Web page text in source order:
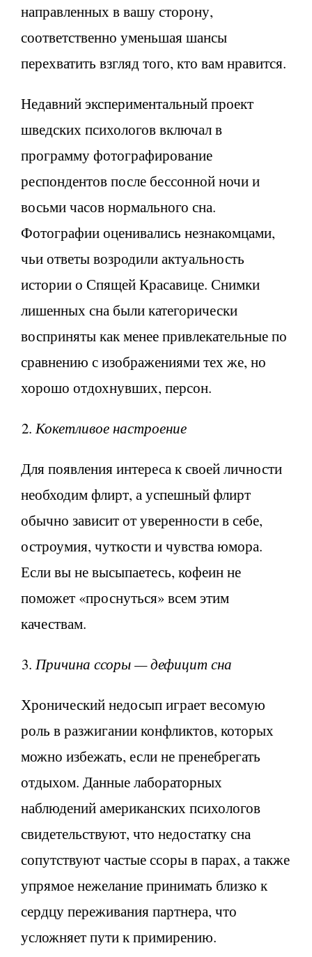
направленных в вашу сторону,
соответственно уменьшая шансы
перехватить взгляд того, кто вам нравится.
Недавний экспериментальный проект
шведских психологов включал в
программу фотографирование
респондентов после бессонной ночи и
восьми часов нормального сна.
Фотографии оценивались незнакомцами,
чьи ответы возродили актуальность
истории о Спящей Красавице. Снимки
лишенных сна были категорически
восприняты как менее привлекательные по
сравнению с изображениями тех же, но
хорошо отдохнувших, персон.
Кокетливое настроение
Для появления интереса к своей личности
необходим флирт, а успешный флирт
обычно зависит от уверенности в себе,
остроумия, чуткости и чувства юмора.
Если вы не высыпаетесь, кофеин не
поможет «проснуться» всем этим
качествам.
Причина ссоры — дефицит сна
Хронический недосып играет весомую
роль в разжигании конфликтов, которых
можно избежать, если не пренебрегать
отдыхом. Данные лабораторных
наблюдений американских психологов
свидетельствуют, что недостатку сна
сопутствуют частые ссоры в парах, а также
упрямое нежелание принимать близко к
сердцу переживания партнера, что
усложняет пути к примирению.